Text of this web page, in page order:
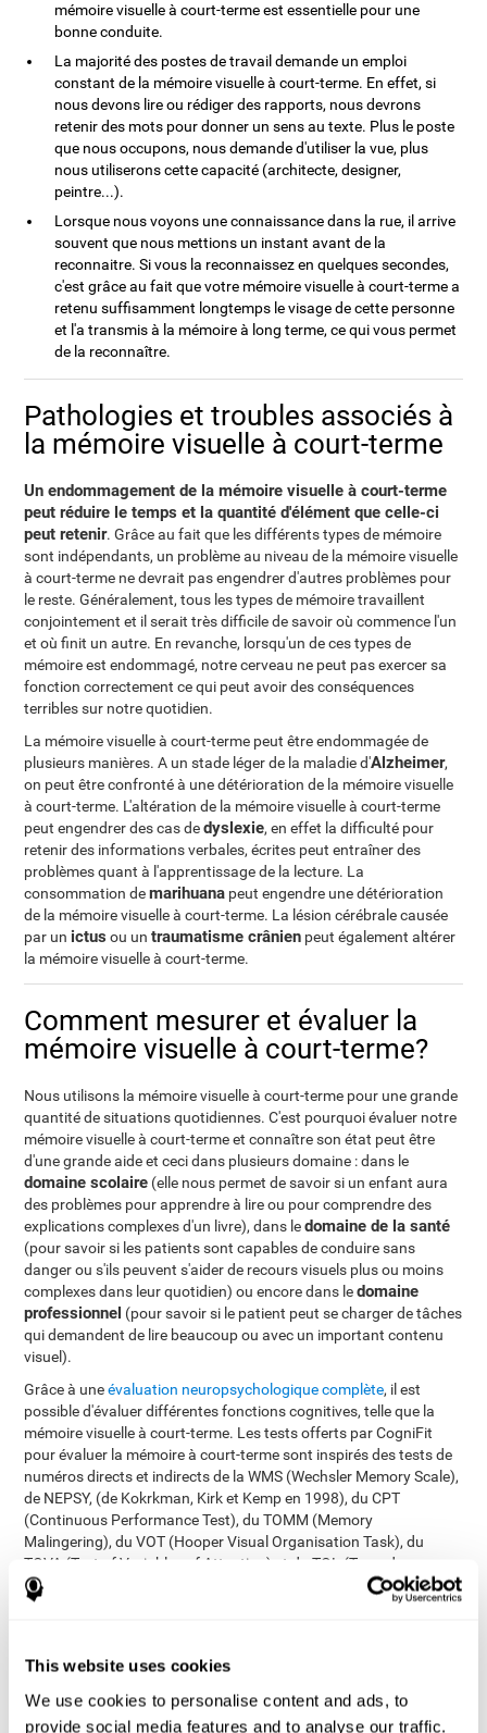
This website uses cookies
We use cookies to personalise content and ads, to
provide social media features and to analyse our traffic.
mémoire visuelle à court-terme est essentielle pour une
bonne conduite.
La majorité des postes de travail demande un emploi
constant de la mémoire visuelle à court-terme. En effet, si
nous devons lire ou rédiger des rapports, nous devrons
retenir des mots pour donner un sens au texte. Plus le poste
que nous occupons, nous demande d'utiliser la vue, plus
nous utiliserons cette capacité (architecte, designer,
peintre...).
Lorsque nous voyons une connaissance dans la rue, il arrive
souvent que nous mettions un instant avant de la
reconnaitre. Si vous la reconnaissez en quelques secondes,
c'est grâce au fait que votre mémoire visuelle à court-terme a
retenu suffisamment longtemps le visage de cette personne
et l'a transmis à la mémoire à long terme, ce qui vous permet
de la reconnaître.
Pathologies et troubles associés à
la mémoire visuelle à court-terme
Un endommagement de la mémoire visuelle à court-terme
peut réduire le temps et la quantité d'élément que celle-ci
peut retenir. Grâce au fait que les différents types de mémoire
sont indépendants, un problème au niveau de la mémoire visuelle
à court-terme ne devrait pas engendrer d'autres problèmes pour
le reste. Généralement, tous les types de mémoire travaillent
conjointement et il serait très difficile de savoir où commence l'un
et où finit un autre. En revanche, lorsqu'un de ces types de
mémoire est endommagé, notre cerveau ne peut pas exercer sa
fonction correctement ce qui peut avoir des conséquences
terribles sur notre quotidien.
La mémoire visuelle à court-terme peut être endommagée de
plusieurs manières. A un stade léger de la maladie d'Alzheimer,
on peut être confronté à une détérioration de la mémoire visuelle
à court-terme. L'altération de la mémoire visuelle à court-terme
peut engendrer des cas dedyslexie, en effet la difficulté pour
retenir des informations verbales, écrites peut entraîner des
problèmes quant à l'apprentissage de la lecture. La
consommation demarihuana peut engendre une détérioration
de la mémoire visuelle à court-terme. La lésion cérébrale causée
par un ictus ou untraumatisme crânien peut également altérer
la mémoire visuelle à court-terme.
Comment mesurer et évaluer la
mémoire visuelle à court-terme?
Nous utilisons la mémoire visuelle à court-terme pour une grande
quantité de situations quotidiennes. C'est pourquoi évaluer notre
mémoire visuelle à court-terme et connaître son état peut être
d'une grande aide et ceci dans plusieurs domaine : dans le
domaine scolaire (elle nous permet de savoir si un enfant aura
des problèmes pour apprendre à lire ou pour comprendre des
explications complexes d'un livre), dans ledomaine de la santé
(pour savoir si les patients sont capables de conduire sans
danger ou s'ils peuvent s'aider de recours visuels plus ou moins
complexes dans leur quotidien) ou encore dans ledomaine
professionnel (pour savoir si le patient peut se charger de tâches
qui demandent de lire beaucoup ou avec un important contenu
visuel).
Grâce à uneévaluation neuropsychologique complète, il est
possible d'évaluer différentes fonctions cognitives, telle que la
mémoire visuelle à court-terme. Les tests offerts par CogniFit
pour évaluer la mémoire à court-terme sont inspirés des tests de
numéros directs et indirects de la WMS (Wechsler Memory Scale),
de NEPSY, (de Kokrkman, Kirk et Kemp en 1998), du CPT
(Continuous Performance Test), du TOMM (Memory
Malingering), du VOT (Hooper Visual Organisation Task), du
TOVA (Test of Variables of Attention) et du TOL (Torre de
Londres). En plus d´évaluer la mémoire visuelle à court-terme, ces
tests permettent également d'évaluer la mémoire à court-terme, le
flexibilité cognitive, la dénomination, la reconnaissance et la
vitesse de traitement.